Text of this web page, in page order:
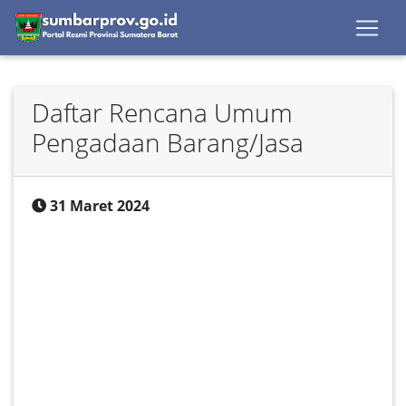
Daftar Rencana Umum
Pengadaan Barang/Jasa
31 Maret 2024